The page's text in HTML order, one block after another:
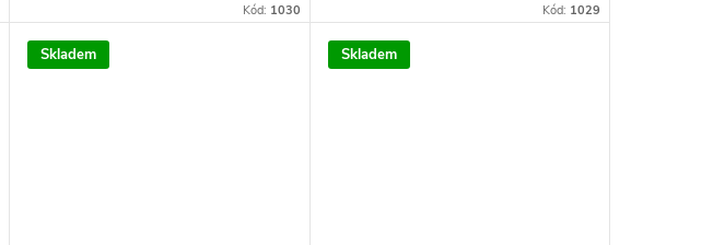
Kód: 1030 Kód: 1029
Skladem Skladem